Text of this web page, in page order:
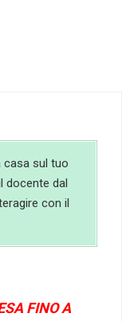
casa sul tuo
docente dal
con il
FINO A